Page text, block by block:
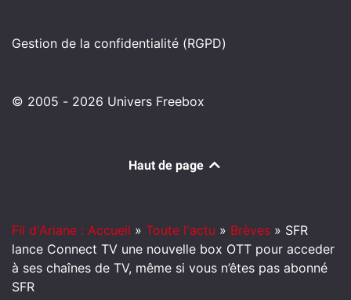
Gestion de la confidentialité (RGPD)
© 2005 - 2026 Univers Freebox
Haut de page
Fil d'Ariane : Accueil » Toute l'actu » Brèves » SFR
lance Connect TV une nouvelle box OTT pour acceder
à ses chaînes de TV, même si vous n’êtes pas abonné
SFR